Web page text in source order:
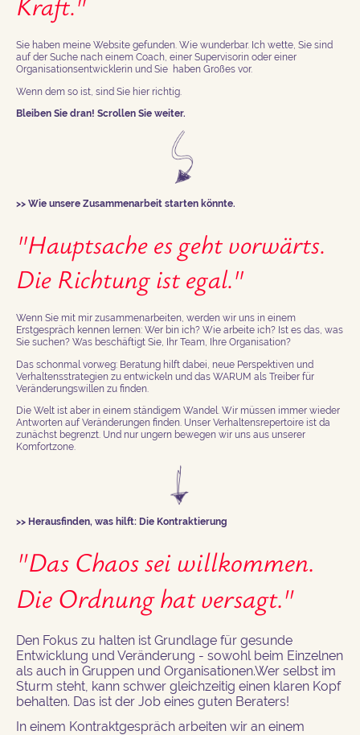
Sie haben meine Website gefunden. Wie wunderbar. Ich wette, Sie sind
auf der Suche nach einem Coach, einer Supervisorin oder einer
Organisationsentwicklerin und Sie haben Großes vor.
Wenn dem so ist, sind Sie hier richtig.
Bleiben Sie dran! Scrollen Sie weiter.
>> Wie unsere Zusammenarbeit starten könnte.
"Hauptsache es geht vorwärts.
Die Richtung ist egal."
Wenn Sie mit mir zusammenarbeiten, werden wir uns in einem
Erstgespräch kennen lernen: Wer bin ich? Wie arbeite ich? Ist es das, was
Sie suchen? Was beschäftigt Sie, Ihr Team, Ihre Organisation?
Das schonmal vorweg: Beratung hilft dabei, neue Perspektiven und
Verhaltensstrategien zu entwickeln und das WARUM als Treiber für
Veränderungswillen zu finden.
Die Welt ist aber in einem ständigem Wandel. Wir müssen immer wieder
Antworten auf Veränderungen finden. Unser Verhaltensrepertoire ist da
zunächst begrenzt. Und nur ungern bewegen wir uns aus unserer
Komfortzone.
>> Herausfinden, was hilft: Die Kontraktierung
"Das Chaos sei willkommen.
Die Ordnung hat versagt."
Den Fokus zu halten ist Grundlage für gesunde
Entwicklung und Veränderung - sowohl beim Einzelnen
als auch in Gruppen und Organisationen.Wer selbst im
Sturm steht, kann schwer gleichzeitig einen klaren Kopf
behalten. Das ist der Job eines guten Beraters!
In einem Kontraktgespräch arbeiten wir an einem